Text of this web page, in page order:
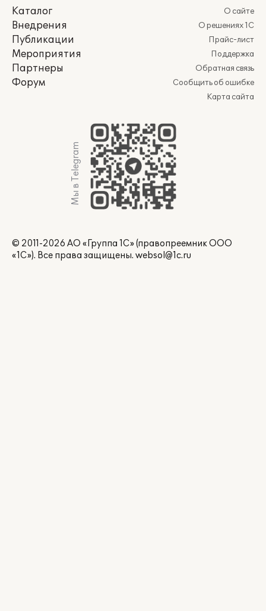
Каталог
Внедрения
Публикации
Мероприятия
Партнеры
Форум
О сайте
О решениях 1С
Прайс-лист
Поддержка
Обратная связь
Сообщить об ошибке
Карта сайта
Мы в Telegram
© 2011-2026 АО «Группа 1С» (правопреемник ООО
«1С»). Все права защищены. websol@1c.ru